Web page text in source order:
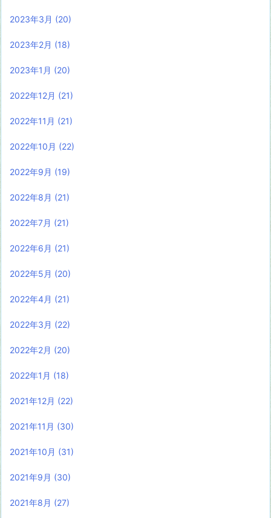
2023年3月 (20)
2023年2月 (18)
2023年1月 (20)
2022年12月 (21)
2022年11月 (21)
2022年10月 (22)
2022年9月 (19)
2022年8月 (21)
2022年7月 (21)
2022年6月 (21)
2022年5月 (20)
2022年4月 (21)
2022年3月 (22)
2022年2月 (20)
2022年1月 (18)
2021年12月 (22)
2021年11月 (30)
2021年10月 (31)
2021年9月 (30)
2021年8月 (27)